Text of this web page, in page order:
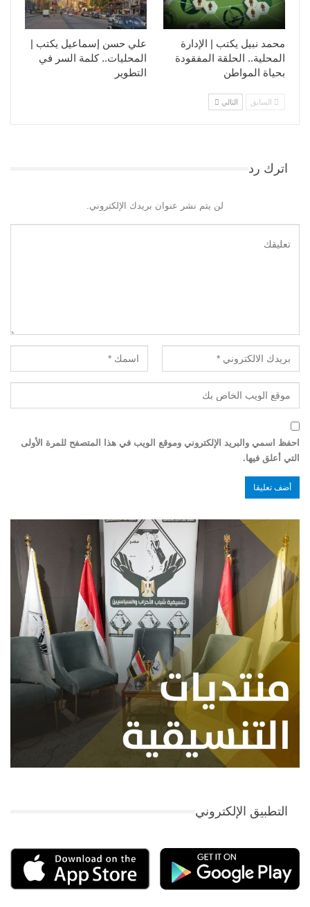
علي حسن إسماعيل يكتب |
المحليات.. كلمة السر في
التطوير​
محمد نبيل يكتب | الإدارة
المحلية.. الحلقة المفقودة
بحياة المواطن
السابق التالي
اترك رد
لن يتم نشر عنوان بريدك الإلكتروني.
احفظ اسمي والبريد الإلكتروني وموقع الويب في هذا المتصفح للمرة الأولى
التي أعلق فيها.
التطبيق الإلكتروني